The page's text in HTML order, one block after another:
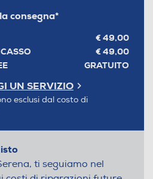
consegna*
€ 49,00
€ 49,00
GRATUITO
UN SERVIZIO
esclusi dal costo di
ti seguiamo nel